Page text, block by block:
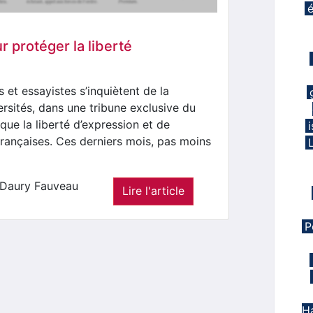
protéger la liberté
et essayistes s’inquiètent de la
dans une tribune exclusive du
la liberté d’expression et de
Ces derniers mois, pas moins
Fauveau Lire l'article